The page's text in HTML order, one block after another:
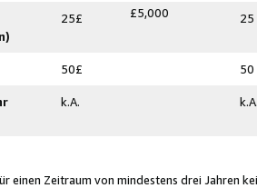
25£ £5,000 25
50£ 50
k.A.
einen Zeitraum von mindestens drei Jahren